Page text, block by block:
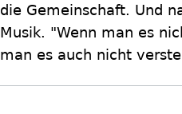
die Gemeinschaft. Und
Musik. "Wenn man es
man es auch nicht